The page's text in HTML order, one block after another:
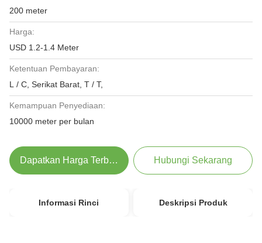
200 meter
Harga:
USD 1.2-1.4 Meter
Ketentuan Pembayaran:
L / C, Serikat Barat, T / T,
Kemampuan Penyediaan:
10000 meter per bulan
Dapatkan Harga Terbaik Hubungi Sekarang
Informasi Rinci Deskripsi Produk